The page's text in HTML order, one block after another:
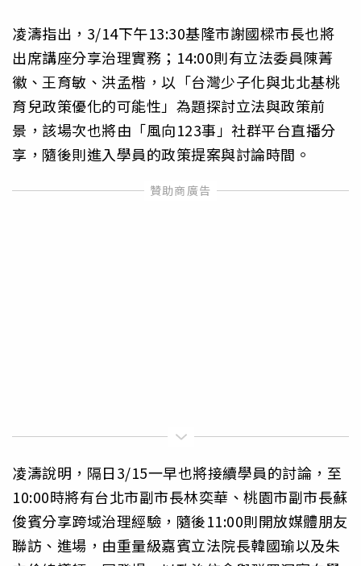
凌濤指出，3/14下午13:30基隆市謝國樑市長也將
出席講座分享治理實務；14:00則有立法委員陳菁
徽、王育敏、洪孟楷，以「台灣少子化與北北基桃
育兒政策優化的可能性」為題探討立法與政策前
景，該場次也將由「風向123事」社群平台直播分
享，隨後則進入學員的政策提案與討論時間。
凌濤說明，隔日3/15一早也將接續學員的討論，至
10:00時將有台北市副市長林奕華、桃園市副市長蘇
俊賓分享跨域治理經驗，隨後11:00則開放媒體朋友
聯訪、進場，由重量級嘉賓立法院長韓國瑜以及朱